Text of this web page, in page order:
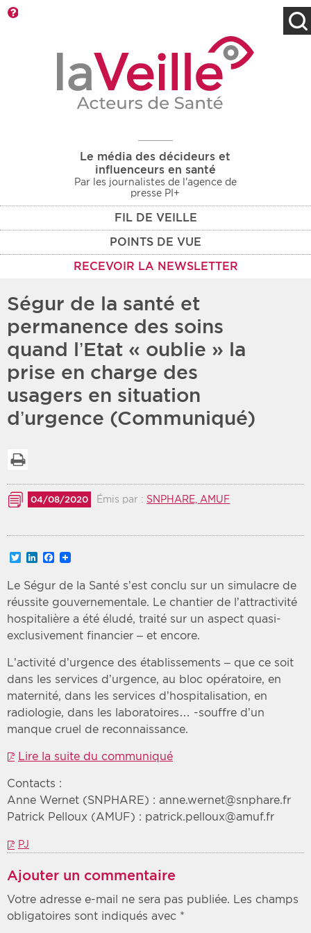
Le média des décideurs et
influenceurs en santé
Par les journalistes de l'agence de
presse PI+
FIL DE VEILLE
POINTS DE VUE
RECEVOIR LA NEWSLETTER
Rendez-vous des 7
prochains jours
Recherche par mots clés
Type d'information
Rendez-vous
Protection sociale
Médico-social
Zone géographique
Choisir une date de débutChoisir une date de fin
Tri
Chronologique
Inversé
Ségur de la santé et
permanence des soins
quand l’Etat « oublie » la
prise en charge des
usagers en situation
d’urgence (Communiqué)
04/08/2020 Émis par : SNPHARE, AMUF
TwitterLinkedInFacebook
Le Ségur de la Santé s’est conclu sur un simulacre de
réussite gouvernementale. Le chantier de l’attractivité
hospitalière a été éludé, traité sur un aspect quasi-
exclusivement financier – et encore.
L’activité d’urgence des établissements – que ce soit
dans les services d’urgence, au bloc opératoire, en
maternité, dans les services d’hospitalisation, en
radiologie, dans les laboratoires… -souffre d’un
manque cruel de reconnaissance.
Lire la suite du communiqué
Contacts :
Anne Wernet (SNPHARE) : anne.wernet@snphare.fr
Patrick Pelloux (AMUF) : patrick.pelloux@amuf.fr
PJ
Ajouter un commentaire
Votre adresse e-mail ne sera pas publiée. Les champs
obligatoires sont indiqués avec *